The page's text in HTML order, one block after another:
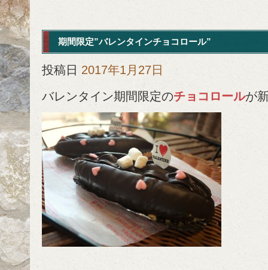
期間限定”バレンタインチョコロール”
投稿日 2017年1月27日
バレンタイン期間限定のチョコロールが